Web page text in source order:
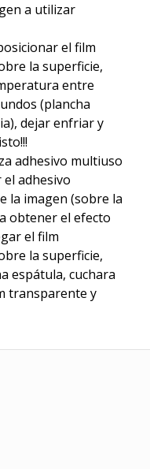
a utilizar
el film
la superficie,
entre
(plancha
dejar enfriar y
adhesivo multiuso
adhesivo
la imagen (sobre la
obtener el efecto
el film
la superficie,
espátula, cuchara
transparente y